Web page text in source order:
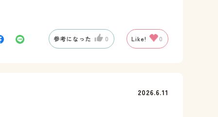
参考になった 0 Like! 0
2026.6.11